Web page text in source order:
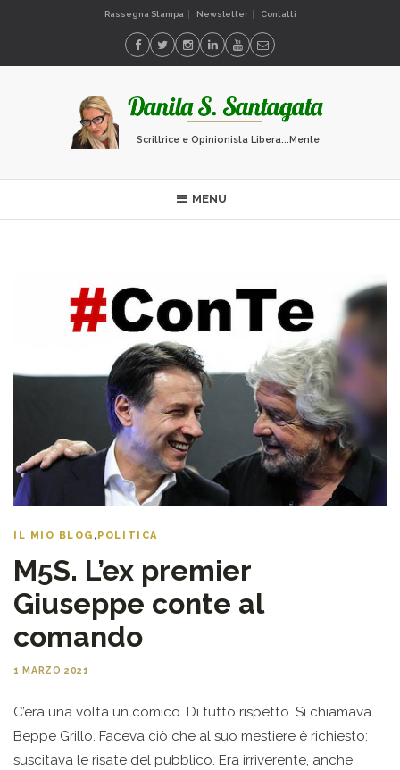
Rassegna Stampa Newsletter Contatti
Scrittrice e Opinionista Libera...Mente
MENU
IL MIO BLOG , POLITICA
M5S. L’ex premier
Giuseppe conte al
comando
1 MARZO 2021
C’era una volta un comico. Di tutto rispetto. Si chiamava
Beppe Grillo. Faceva ciò che al suo mestiere è richiesto:
suscitava le risate del pubblico. Era irriverente, anche